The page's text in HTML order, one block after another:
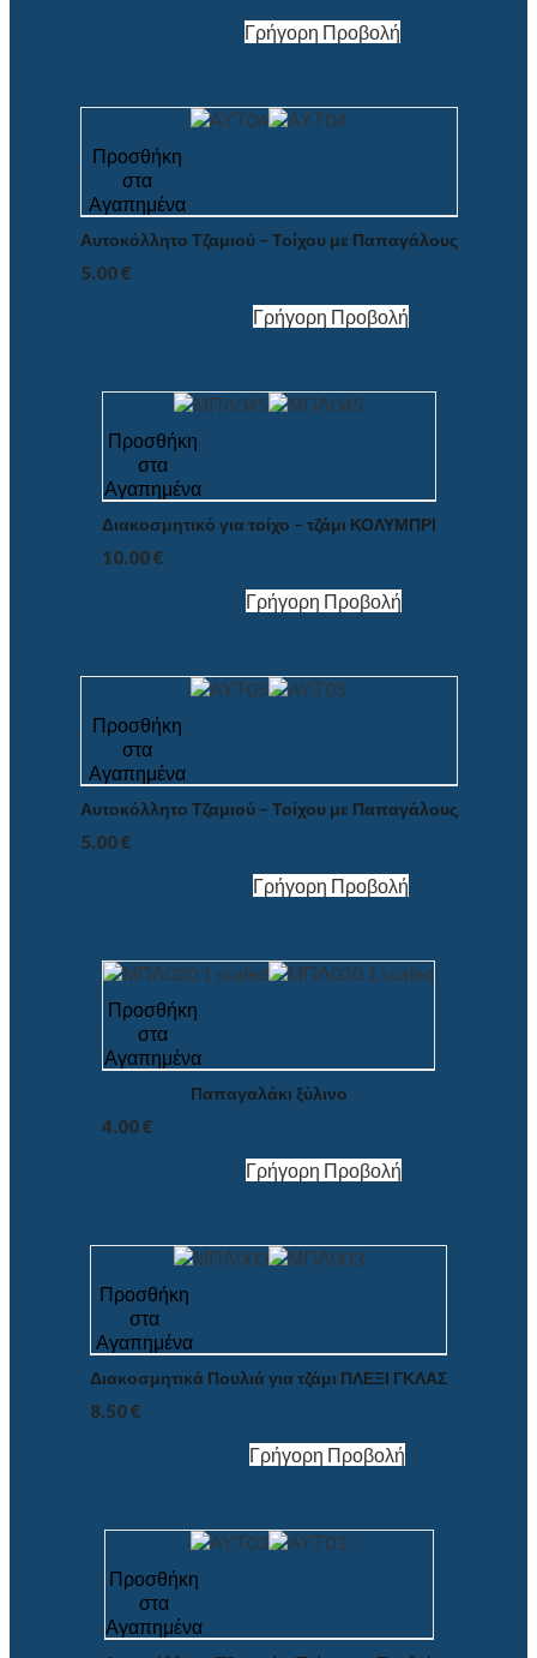
Γρήγορη Προβολή
Προσθήκη
στα
Αγαπημένα
Αυτοκόλλητο Τζαμιού – Τοίχου με Παπαγάλους
5.00€
Γρήγορη Προβολή
Προσθήκη
στα
Αγαπημένα
Διακοσμητικό για τοίχο – τζάμι ΚΟΛΥΜΠΡΙ
10.00€
Γρήγορη Προβολή
Προσθήκη
στα
Αγαπημένα
Αυτοκόλλητο Τζαμιού – Τοίχου με Παπαγάλους
5.00€
Γρήγορη Προβολή
Προσθήκη
στα
Αγαπημένα
Παπαγαλάκι ξύλινο
4.00€
Γρήγορη Προβολή
Προσθήκη
στα
Αγαπημένα
Διακοσμητικά Πουλιά για τζάμι ΠΛΕΞΙ ΓΚΛΑΣ
8.50€
Γρήγορη Προβολή
Προσθήκη
στα
Αγαπημένα